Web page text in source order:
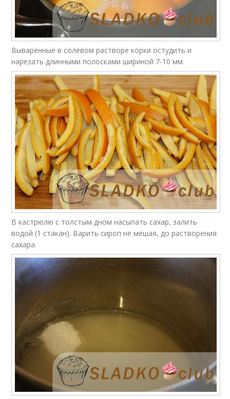
Вываренные в солевом растворе корки остудить и
нарезать длинными полосками шириной 7-10 мм.
В кастрюлю с толстым дном насыпать сахар, залить
водой (1 стакан). Варить сироп не мешая, до растворения
сахара.